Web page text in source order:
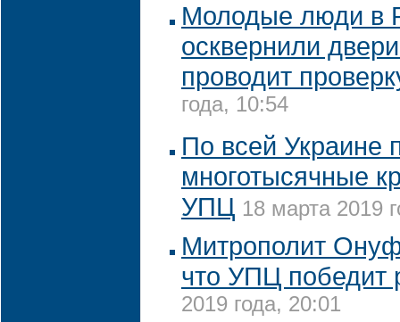
Молодые люди в
осквернили
проводит
года, 10:54
По всей Украине
многотысячные
УПЦ 18 марта 2019
Митрополит
что УПЦ победит
2019 года, 20:01